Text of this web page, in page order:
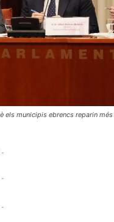
els municipis ebrencs reparin més
-
-
-